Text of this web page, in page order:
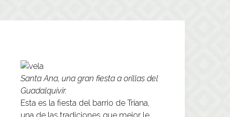
Santa Ana, una gran fiesta a orillas del
Guadalquivir.
Esta es la fiesta del barrio de Triana,
una de las tradiciones que mejor le